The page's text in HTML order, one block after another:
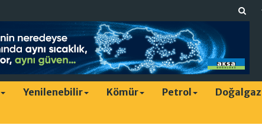
Yenilenebilir Kömür Petrol Doğalgaz